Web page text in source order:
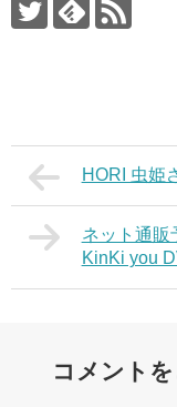
HORI 虫姫
ネット通販
KinKi you
コメント